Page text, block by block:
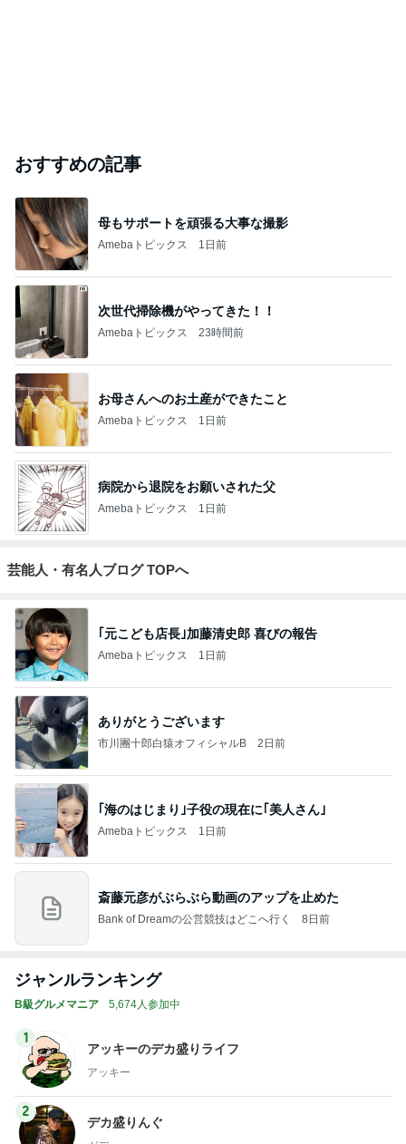
おすすめの記事
母もサポートを頑張る大事な撮影
Amebaトピックス 1日前
次世代掃除機がやってきた！！
Amebaトピックス 23時間前
お母さんへのお土産ができたこと
Amebaトピックス 1日前
病院から退院をお願いされた父
Amebaトピックス 1日前
芸能人・有名人ブログ TOPへ
｢元こども店長｣加藤清史郎 喜びの報告
Amebaトピックス 1日前
ありがとうございます
市川團十郎白猿オフィシャルB 2日前
｢海のはじまり｣子役の現在に｢美人さん｣
Amebaトピックス 1日前
斎藤元彦がぶらぶら動画のアップを止めた
Bank of Dreamの公営競技はどこへ行く 8日前
ジャンルランキング
B級グルメマニア 5,674人参加中
1
アッキーのデカ盛りライフ
アッキー
2
デカ盛りんぐ